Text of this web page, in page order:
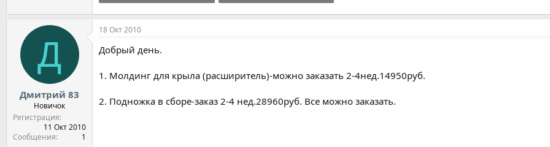
90.3 KB · Просмотры: 20
73.3 KB · Просмотры: 14
Д
Дмитрий 83
Новичок
Регистрация
11 Окт 2010
Сообщения
1
18 Окт 2010
Добрый день.
1. Молдинг для крыла (расширитель)-можно заказать 2-4нед.14950руб.
2. Подножка в сборе-заказ 2-4 нед.28960руб. Все можно заказать.